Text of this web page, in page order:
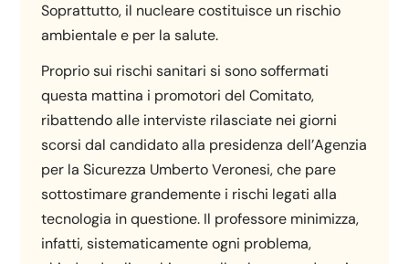
Soprattutto, il nucleare costituisce un rischio
ambientale e per la salute.
Proprio sui rischi sanitari si sono soffermati
questa mattina i promotori del Comitato,
ribattendo alle interviste rilasciate nei giorni
scorsi dal candidato alla presidenza dell’Agenzia
per la Sicurezza Umberto Veronesi, che pare
sottostimare grandemente i rischi legati alla
tecnologia in questione. Il professore minimizza,
infatti, sistematicamente ogni problema,